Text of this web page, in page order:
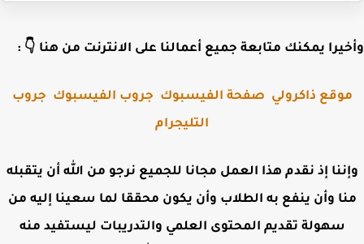
يمكنك متابعة جميع أعمالنا على الانترنت من هنا 👇 :
ذاكرولي صفحة الفيسبوك جروب الفيسبوك جروب
التليجرام
إذ نقدم هذا العمل مجانا للجميع نرجو من الله أن يتقبله
وأن ينفع به الطلاب وأن يكون محققا لما سعينا إليه من
سهولة تقديم المحتوى العلمي والتدريبات ليستفيد منه